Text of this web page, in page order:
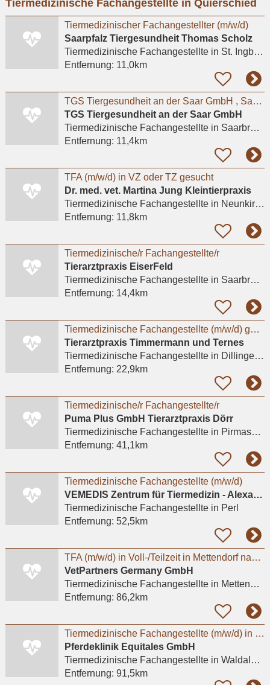
eingeben
Tiermedizinische Fachangestellte in Quierschied
Tiermedizinischer Fachangestellter (m/w/d)
Saarpfalz Tiergesundheit Thomas Scholz
Tiermedizinische Fachangestelltein St. Ingbert, Hassel
Entfernung: 11,0km
TGS Tiergesundheit an der Saar GmbH , Saarbrücken : Tiermed. Fachangestellte/r, Teilzeit
TGS Tiergesundheit an der Saar GmbH
Tiermedizinische Fachangestelltein Saarbrücken
Entfernung: 11,4km
TFA (m/w/d) in VZ oder TZ gesucht
Dr. med. vet. Martina Jung Kleintierpraxis
Tiermedizinische Fachangestelltein Neunkirchen, Wiebelskirchen
Entfernung: 11,8km
Tiermedizinische/r Fachangestellte/r
Tierarztpraxis EiserFeld
Tiermedizinische Fachangestelltein Saarbrücken
Entfernung: 14,4km
Tiermedizinische Fachangestellte (m/w/d) gesucht/Teilzeit oder Vollzeit – Raum Saarlouis /
Tierarztpraxis Timmermann und Ternes
Tiermedizinische Fachangestelltein Dillingen/Saar
Entfernung: 22,9km
Tiermedizinische/r Fachangestellte/r
Puma Plus GmbH Tierarztpraxis Dörr
Tiermedizinische Fachangestelltein Pirmasens, Winzeln
Entfernung: 41,1km
Tiermedizinische Fachangestellte (m/w/d)
VEMEDIS Zentrum für Tiermedizin - Alexander Weber
Tiermedizinische Fachangestelltein Perl
Entfernung: 52,5km
TFA (m/w/d) in Voll-/Teilzeit in Mettendorf nahe Bitburg bei Tierärzte Mettendorf GmbH
VetPartners Germany GmbH
Tiermedizinische Fachangestelltein Mettendorf
Entfernung: 86,2km
Tiermedizinische Fachangestellte (m/w/d) in Voll- und Teilzeit
Pferdeklinik Equitales GmbH
Tiermedizinische Fachangestelltein Waldalgesheim
Entfernung: 91,5km